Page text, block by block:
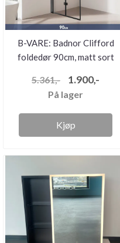
B-VARE: Badnor Clifford
foldedør 90cm, matt sort
5.361,- 1.900,-
På lager
Kjøp